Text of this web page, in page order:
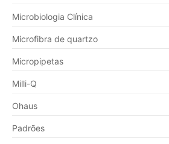
Microbiologia Clínica
Microfibra de quartzo
Micropipetas
Milli-Q
Ohaus
Padrões